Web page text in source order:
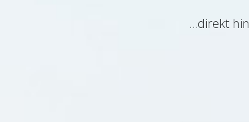
…direkt